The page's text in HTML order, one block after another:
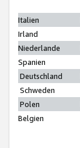
Italien
Irland
Niederlande
Spanien
Deutschland
Schweden
Polen
Belgien